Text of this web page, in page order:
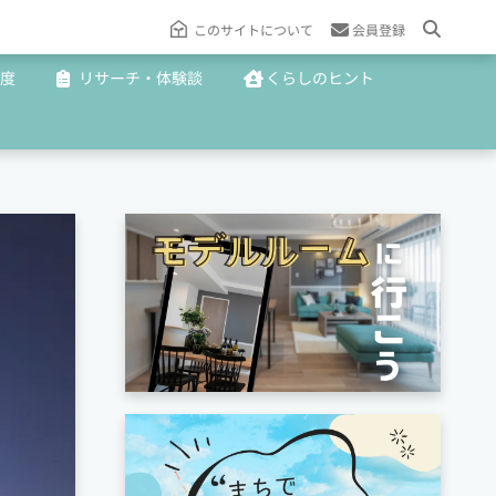
このサイトについて 会員登録
リサーチ・体験談 くらしのヒント